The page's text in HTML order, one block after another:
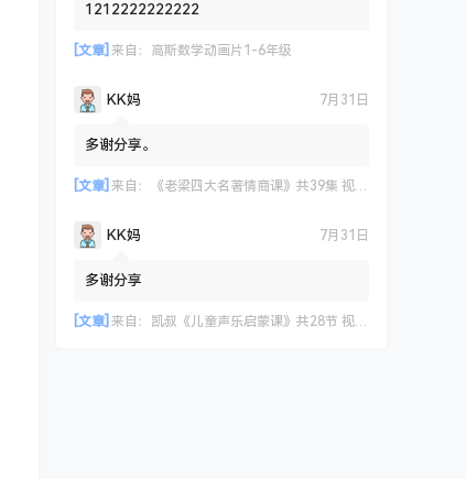
1212222222222
[文章] 来自： 高斯数学动画片1-6年级
KK妈 7月31日
多谢分享。
[文章] 来自： 《老梁四大名著情商课》共39集 视频课程
KK妈 7月31日
多谢分享
[文章] 来自： 凯叔《儿童声乐启蒙课》共28节 视频课程